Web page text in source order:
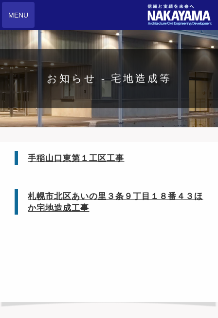
MENU
お知らせ - 宅地造成等
手稲山口東第１工区工事
札幌市北区あいの里３条９丁目１８番４３ほ
か宅地造成工事